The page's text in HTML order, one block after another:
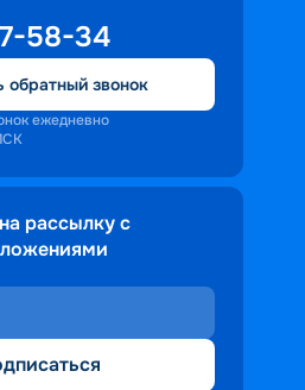
58-34
обратный звонок
ежедневно
рассылку с